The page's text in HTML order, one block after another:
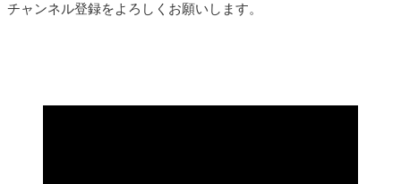
チャンネル登録をよろしくお願いします。